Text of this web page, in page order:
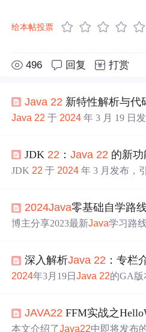
给本帖投票
496 回复 打赏
Java 22 新特性解析与代
Java 22 于 2024 年 3 月 19 日
等，还给出代码示例，助开发
处于预览或孵化阶段。
JDK 22 ：Java 22 的新功
JDK 22 于 2024 年 3 月发布，
减少样板代码、提高可维护性
明方向。
2024Java零基础自学路
博主分享2023最新Java学习路
基础以及数据结构与算法等内容
的学习大纲。
深入解析Java 22 ：专栏
2024年3月19日Java 22的GA版
包、Stream API等方面的优化
开发者带来更多可能。
JAVA22 FFM实战之
本文介绍了Java22中即将发布